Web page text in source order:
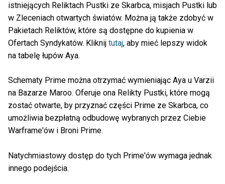
istniejących Reliktach Pustki ze Skarbca, misjach Pustki lub
w Zleceniach otwartych światów. Można ją także zdobyć w
Pakietach Reliktów, które są dostępne do kupienia w
Ofertach Syndykatów. Kliknij tutaj, aby mieć lepszy widok
na tabelę łupów Aya.
Schematy Prime można otrzymać wymieniając Aya u Varzii
na Bazarze Maroo. Oferuje ona Relikty Pustki, które mogą
zostać otwarte, by przyznać części Prime ze Skarbca, co
umożliwia bezpłatną odbudowę wybranych przez Ciebie
Warframe'ów i Broni Prime.
Natychmiastowy dostęp do tych Prime'ów wymaga jednak
innego podejścia.